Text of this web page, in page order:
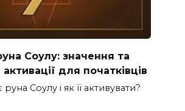
Соулу: значення та
для початківців
Соулу і як її активувати?